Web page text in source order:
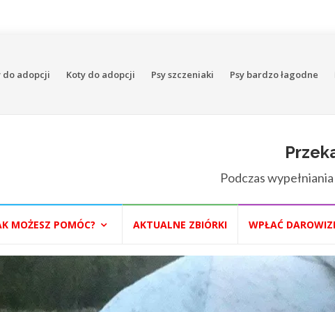
do adopcji Koty do adopcji Psy szczeniaki Psy bardzo łagodne
Podczas
MOŻESZ POMÓC? AKTUALNE ZBIÓRKI WPŁAĆ